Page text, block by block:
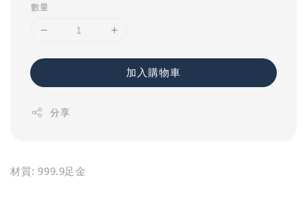
數量
加入購物車
分享
材質: 999.9足金